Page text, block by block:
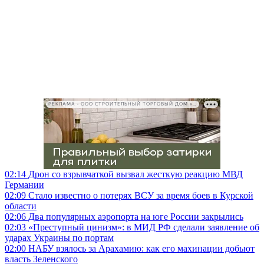
РЕКЛАМА • ООО СТРОИТЕЛЬНЫЙ ТОРГОВЫЙ ДОМ «ПЕТРОВИЧ», ИНН 7802348846
02:14 Дрон со взрывчаткой вызвал жесткую реакцию МВД
Германии
02:09 Стало известно о потерях ВСУ за время боев в Курской
области
02:06 Два популярных аэропорта на юге России закрылись
02:03 «Преступный цинизм»: в МИД РФ сделали заявление об
ударах Украины по портам
02:00 НАБУ взялось за Арахамию: как его махинации добьют
власть Зеленского